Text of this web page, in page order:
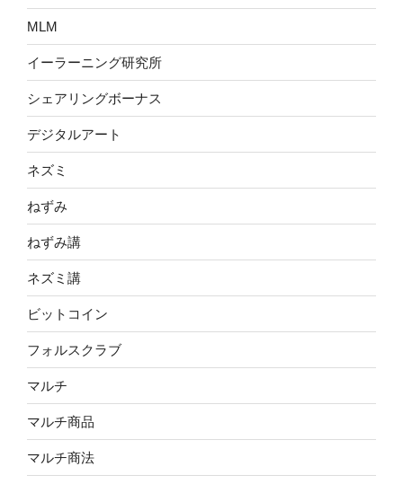
MLM
イーラーニング研究所
シェアリングボーナス
デジタルアート
ネズミ
ねずみ
ねずみ講
ネズミ講
ビットコイン
フォルスクラブ
マルチ
マルチ商品
マルチ商法